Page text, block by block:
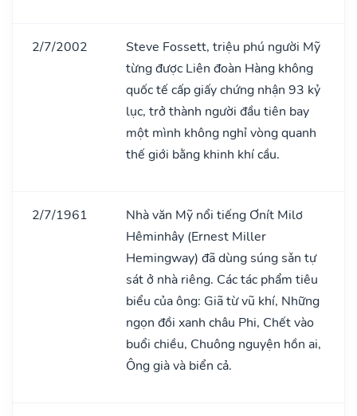
2/7/2002
Steve Fossett, triệu phú người Mỹ
từng được Liên đoàn Hàng không
quốc tế cấp giấy chứng nhận 93 kỷ
lục, trở thành người đầu tiên bay
một mình không nghỉ vòng quanh
thế giới bằng khinh khí cầu.
2/7/1961
Nhà văn Mỹ nổi tiếng Ơnít Milơ
Hêminhây (Ernest Miller
Hemingway) đã dùng súng sǎn tự
sát ở nhà riêng. Các tác phẩm tiêu
biểu của ông: Giã từ vũ khí, Những
ngọn đồi xanh châu Phi, Chết vào
buổi chiều, Chuông nguyện hồn ai,
Ông già và biển cả.